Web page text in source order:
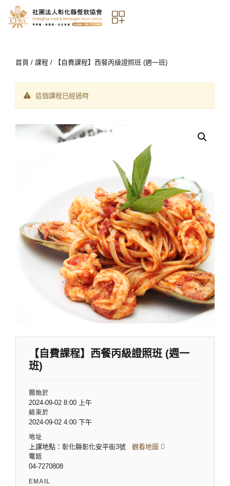
首頁 / 課程 / 【自費課程】西餐丙級證照班 (週一班)
這個課程已經過時
【自費課程】西餐丙級證照班 (週一
班)
開始於
2024-09-02 8:00 上午
結束於
2024-09-02 4:00 下午
地址
上課地點：彰化縣彰化安平街3號 觀看地圖
電話
04-7270808
EMAIL